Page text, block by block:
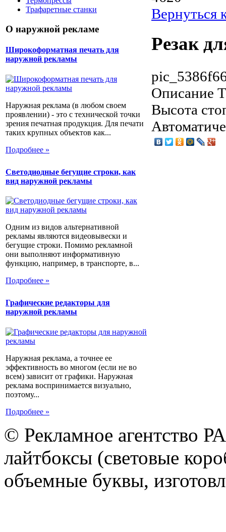
Трафаретные станки
О наружной рекламе
Широкоформатная печать для
наружной рекламы
Наружная реклама (в любом своем
проявлении) - это с технической точки
зрения печатная продукция. Для печати
таких крупных объектов как...
Подробнее »
Светодиодные бегущие строки, как
вид наружной рекламы
Одним из видов альтернативной
рекламы являются видеовывески и
бегущие строки. Помимо рекламной
они выполняют информативную
функцию, например, в транспорте, в...
Подробнее »
Графические редакторы для
наружной рекламы
Наружная реклама, а точнее ее
эффективность во многом (если не во
всем) зависит от графики. Наружная
реклама воспринимается визуально,
поэтому...
Подробнее »
Вернуться
Резак
Описание
Высота
© Рекламное агентство
лайтбоксы (световые
объемные буквы,